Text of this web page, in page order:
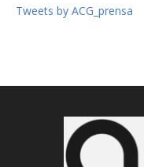
Tweets by ACG_prensa